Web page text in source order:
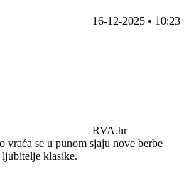
16-12-2025 • 10:23
RVA.hr
se u punom sjaju nove berbe
klasike.